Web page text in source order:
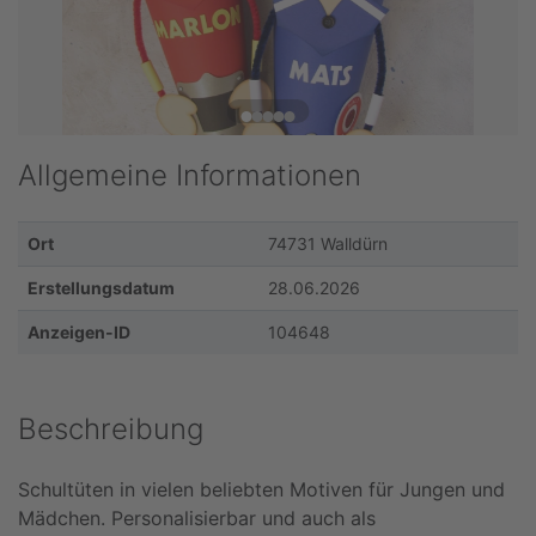
Allgemeine Informationen
Ort 74731 Walldürn
Erstellungsdatum 28.06.2026
Anzeigen-ID 104648
Beschreibung
Schultüten in vielen beliebten Motiven für Jungen und
Mädchen. Personalisierbar und auch als